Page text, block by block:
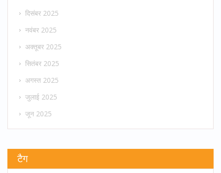
दिसंबर 2025
नवंबर 2025
अक्तूबर 2025
सितंबर 2025
अगस्त 2025
जुलाई 2025
जून 2025
टैग